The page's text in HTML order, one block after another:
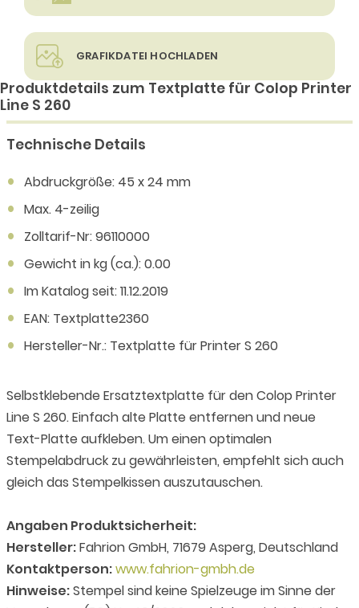
GRAFIKDATEI HOCHLADEN
Produktdetails zum Textplatte für Colop Printer
Line S 260
Technische Details
Abdruckgröße: 45 x 24 mm
Max. 4-zeilig
Zolltarif-Nr: 96110000
Gewicht in kg (ca.): 0.00
Im Katalog seit: 11.12.2019
EAN: Textplatte2360
Hersteller-Nr.: Textplatte für Printer S 260
Selbstklebende Ersatztextplatte für den Colop Printer
Line S 260. Einfach alte Platte entfernen und neue
Text-Platte aufkleben. Um einen optimalen
Stempelabdruck zu gewährleisten, empfehlt sich auch
gleich das Stempelkissen auszutauschen.
Angaben Produktsicherheit:
Hersteller:Fahrion GmbH, 71679 Asperg, Deutschland
Kontaktperson:www.fahrion-gmbh.de
Hinweise:Stempel sind keine Spielzeuge im Sinne der